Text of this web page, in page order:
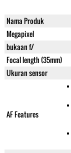
Nama Produk
Megapixel
bukaan f/
Focal length (35mm)
Ukuran sensor
AF Features